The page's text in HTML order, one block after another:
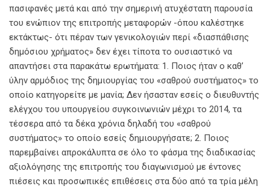
πασιφανές μετά και από την σημερινή ατυχέστατη παρουσία
του ενώπιον της επιτροπής μεταφορών -όπου καλέστηκε
εκτάκτως- ότι πέραν των γενικολογιών περί «διασπάθισης
δημόσιου χρήματος» δεν έχει τίποτα το ουσιαστικό να
απαντήσει στα παρακάτω ερωτήματα: 1. Ποιος ήταν ο καθ’
ύλην αρμόδιος της δημιουργίας του «σαθρού συστήματος» το
οποίο κατηγορείτε με μανία; Δεν ήσασταν εσείς ο διευθυντής
ελέγχου του υπουργείου συγκοινωνιών μέχρι το 2014, τα
τέσσερα από τα δέκα χρόνια δηλαδή του «σαθρού
συστήματος» το οποίο εσείς δημιουργήσατε; 2. Ποιος
παρεμβαίνει απροκάλυπτα σε όλο το φάσμα της διαδικασίας
αξιολόγησης της επιτροπής του διαγωνισμού με έντονες
πιέσεις και προσωπικές επιθέσεις στα δύο από τα τρία μέλη